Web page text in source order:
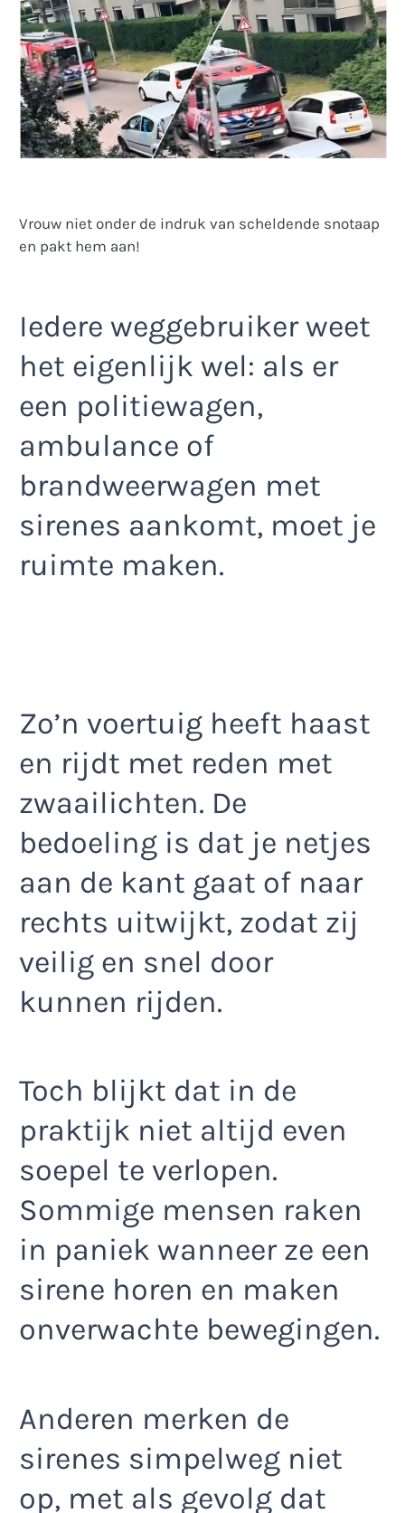
Vrouw niet onder de indruk van scheldende snotaap
en pakt hem aan!
Iedere weggebruiker weet
het eigenlijk wel: als er
een politiewagen,
ambulance of
brandweerwagen met
sirenes aankomt, moet je
ruimte maken.
Zo’n voertuig heeft haast
en rijdt met reden met
zwaailichten. De
bedoeling is dat je netjes
aan de kant gaat of naar
rechts uitwijkt, zodat zij
veilig en snel door
kunnen rijden.
Toch blijkt dat in de
praktijk niet altijd even
soepel te verlopen.
Sommige mensen raken
in paniek wanneer ze een
sirene horen en maken
onverwachte bewegingen.
Anderen merken de
sirenes simpelweg niet
op, met als gevolg dat